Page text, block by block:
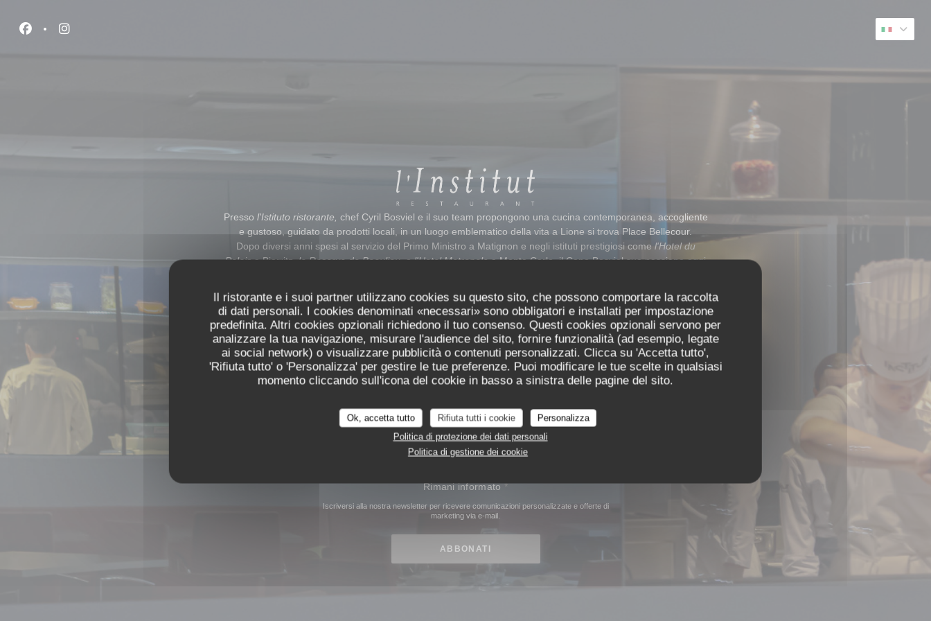
Il ristorante e i suoi partner utilizzano cookies su questo sito, che possono comportare la raccolta
di dati personali. I cookies denominati «necessari» sono obbligatori e installati per impostazione
predefinita. Altri cookies opzionali richiedono il tuo consenso. Questi cookies opzionali servono per
analizzare la tua navigazione, misurare l'audience del sito, fornire funzionalità (ad esempio, legate
ai social network) o visualizzare pubblicità o contenuti personalizzati. Clicca su 'Accetta tutto',
'Rifiuta tutto' o 'Personalizza' per gestire le tue preferenze. Puoi modificare le tue scelte in qualsiasi
momento cliccando sull'icona del cookie in basso a sinistra delle pagine del sito.
Ok, accetta tutto Rifiuta tutti i cookie
Personalizza
Politica di protezione dei dati personali
Politica di gestione dei cookie
Facebook ((apre una nuova finestra))
Instagram ((apre una nuova finestra))
Presso l'Istituto ristorante, chef Cyril Bosviel e il suo team propongono una cucina contemporanea, accogliente
e gustoso, guidato da prodotti locali, in un luogo emblematico della vita a Lione si trova Place Bellecour.
Dopo diversi anni spesi al servizio del Primo Ministro a Matignon e negli istituti prestigiosi come l'Hotel du
Palaisa Biarritz,la Reserve de Beaulieu,ol'Hotel Metropolea Monte Carlo, il Capo Bosviel sua passione oggi
scena il servizio di un vicino ristorante cucina e sala da lato, sotto gli occhi attenti e curiosi dei nostri clienti.
Il ristoranteIstitutoè aperto dal lunedi al vernedi a pranzo e cena.
PRENOTA
Rimani informato*
Iscriversi alla nostra newsletter per ricevere comunicazioni personalizzate e offerte di
marketing via e-mail.
ABBONATI